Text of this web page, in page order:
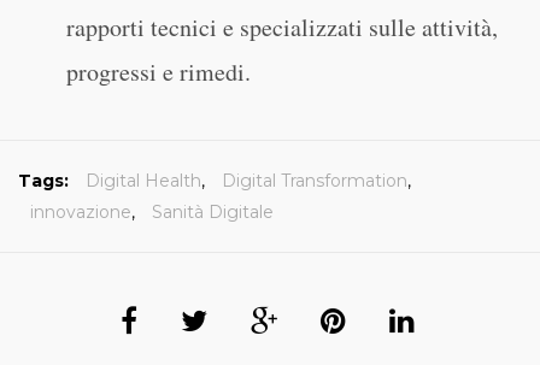
rapporti tecnici e specializzati sulle attività,
progressi e rimedi.
Tags: Digital Health, Digital Transformation,
innovazione, Sanità Digitale